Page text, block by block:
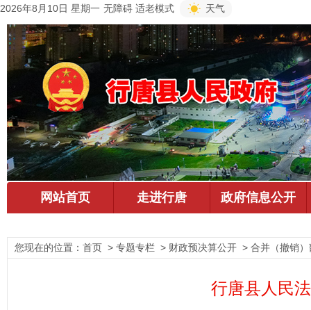
2026年8月10日 星期一 无障碍 适老模式 天气
您现在的位置： 首页 > 专题专栏 > 财政预决算公开 > 合并（撤销
行唐县人民